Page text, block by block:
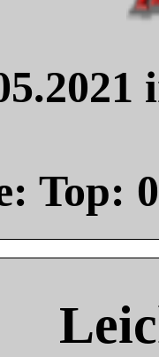
Top: 0